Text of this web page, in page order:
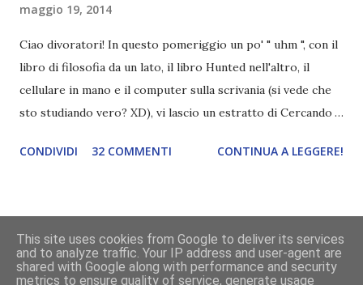
maggio 19, 2014
Ciao divoratori! In questo pomeriggio un po' " uhm ", con il
libro di filosofia da un lato, il libro Hunted nell'altro, il
cellulare in mano e il computer sulla scrivania (si vede che
sto studiando vero? XD), vi lascio un estratto di Cercando
costante nelle rubriche. Odiavo lo sport. Odiavo lo sport,
cui si gioca a mini-baseball mia madre voleva che mi facessi
delle amicizie, così mi obbligò a entrare nella squadra dei
CONDIVIDI 32 COMMENTI CONTINUA A LEGGERE!
Powered by Blogger
grafica a cura di Divoratori di libri
This site uses cookies from Google to deliver its services
and to analyze traffic. Your IP address and user-agent are
shared with Google along with performance and security
metrics to ensure quality of service, generate usage